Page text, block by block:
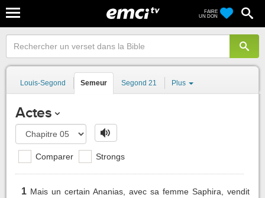
FAIRE
UN DON
Louis-Segond Semeur Segond 21 Plus
Actes
Comparer Strongs
1 Mais un certain Ananias, avec sa femme Saphira, vendit